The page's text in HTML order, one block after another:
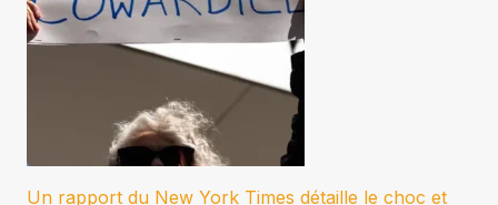
Un rapport du New York Times détaille le choc et